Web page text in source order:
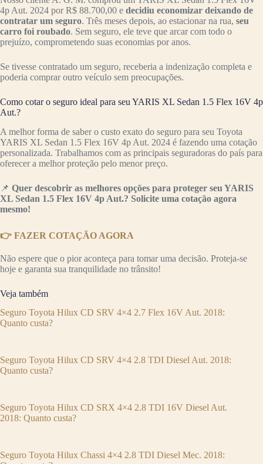
4p Aut. 2024 por R$ 88.700,00 e decidiu economizar deixando de
contratar um seguro. Três meses depois, ao estacionar na rua, seu
carro foi roubado. Sem seguro, ele teve que arcar com todo o
prejuízo, comprometendo suas economias por anos.
Se tivesse contratado um seguro, receberia a indenização completa e
poderia comprar outro veículo sem preocupações.
Como cotar o seguro ideal para seu YARIS XL Sedan 1.5 Flex 16V 4p
Aut.?
A melhor forma de saber o custo exato do seguro para seu Toyota
YARIS XL Sedan 1.5 Flex 16V 4p Aut. 2024 é fazendo uma cotação
personalizada. Trabalhamos com as principais seguradoras do país para
oferecer a melhor proteção pelo menor preço.
📌 Quer descobrir as melhores opções para proteger seu YARIS
XL Sedan 1.5 Flex 16V 4p Aut.? Solicite uma cotação agora
mesmo!
👉 FAZER COTAÇÃO AGORA
Não espere que o pior aconteça para tomar uma decisão. Proteja-se
hoje e garanta sua tranquilidade no trânsito!
Veja também
Seguro Toyota Hilux CD SRV 4×4 2.7 Flex 16V Aut. 2018:
Quanto custa?
Seguro Toyota Hilux CD SRV 4×4 2.8 TDI Diesel Aut. 2018:
Quanto custa?
Seguro Toyota Hilux CD SRX 4×4 2.8 TDI 16V Diesel Aut.
2018: Quanto custa?
Seguro Toyota Hilux Chassi 4×4 2.8 TDI Diesel Mec. 2018: